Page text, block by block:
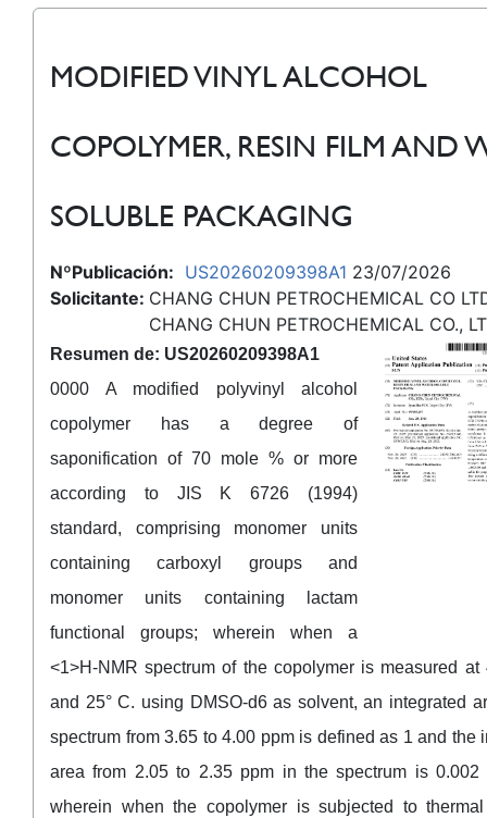
MODIFIED VINYL ALCOHOL
COPOLYMER, RESIN FILM AND
SOLUBLE PACKAGING
NºPublicación: US20260209398A1 23/07/2026
Solicitante: CHANG CHUN PETROCHEMICAL CO
CHANG CHUN PETROCHEMICAL CO.,
Resumen de: US20260209398A1
0000 A modified polyvinyl alcohol
copolymer has a degree of
saponification of 70 mole % or more
according to JIS K 6726 (1994)
standard, comprising monomer units
containing carboxyl groups and
monomer units containing lactam
functional groups; wherein when a
<1>H-NMR spectrum of the copolymer is measured at
and 25° C. using DMSO-d6 as solvent, an integrated
spectrum from 3.65 to 4.00 ppm is defined as 1 and the
area from 2.05 to 2.35 ppm in the spectrum is 0.002
wherein when the copolymer is subjected to